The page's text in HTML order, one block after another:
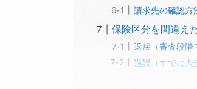
請求先の確認方
保険区分を間違え
返戻（審査段階
過誤（すでに入